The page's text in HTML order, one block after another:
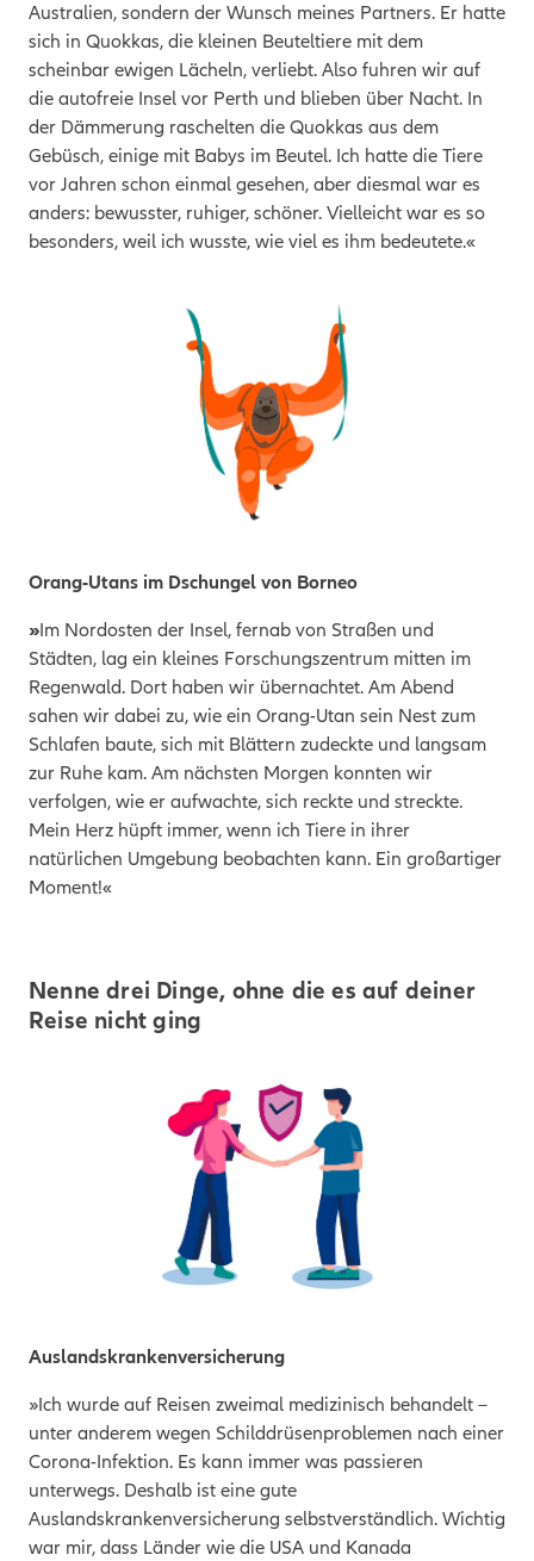
Orang-Utans im Dschungel von Borneo
»Im Nordosten der Insel, fernab von Straßen und
Städten, lag ein kleines Forschungszentrum mitten im
Regenwald. Dort haben wir übernachtet. Am Abend
sahen wir dabei zu, wie ein Orang-Utan sein Nest zum
Schlafen baute, sich mit Blättern zudeckte und langsam
zur Ruhe kam. Am nächsten Morgen konnten wir
verfolgen, wie er aufwachte, sich reckte und streckte.
Mein Herz hüpft immer, wenn ich Tiere in ihrer
natürlichen Umgebung beobachten kann. Ein großartiger
Moment!«
Australien, sondern der Wunsch meines Partners. Er hatte
sich in Quokkas, die kleinen Beuteltiere mit dem
scheinbar ewigen Lächeln, verliebt. Also fuhren wir auf
die autofreie Insel vor Perth und blieben über Nacht. In
der Dämmerung raschelten die Quokkas aus dem
Gebüsch, einige mit Babys im Beutel. Ich hatte die Tiere
vor Jahren schon einmal gesehen, aber diesmal war es
anders: bewusster, ruhiger, schöner. Vielleicht war es so
besonders, weil ich wusste, wie viel es ihm bedeutete.«
Nenne drei Dinge, ohne die es auf deiner
Reise nicht ging
Auslandskrankenversicherung
»Ich wurde auf Reisen zweimal medizinisch behandelt –
unter anderem wegen Schilddrüsenproblemen nach einer
Corona-Infektion. Es kann immer was passieren
unterwegs. Deshalb ist eine gute
Auslandskrankenversicherung selbstverständlich. Wichtig
war mir, dass Länder wie die USA und Kanada